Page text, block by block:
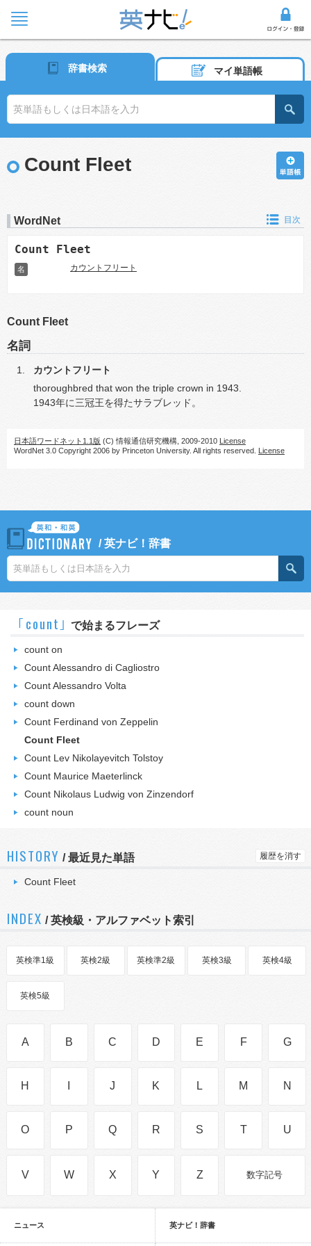
辞書検索 マイ単語帳
Count Fleet
WordNet 目次
Count Fleet
名 カウントフリート
Count Fleet
名詞
カウントフリート
thoroughbred that won the triple crown in 1943.
1943年に三冠王を得たサラブレッド。
日本語ワードネット1.1版 (C) 情報通信研究機構, 2009-2010 License
WordNet 3.0 Copyright 2006 by Princeton University. All rights reserved. License
/英ナビ！辞書
｢count｣ で始まるフレーズ
count on
Count Alessandro di Cagliostro
Count Alessandro Volta
count down
Count Ferdinand von Zeppelin
Count Fleet
Count Lev Nikolayevitch Tolstoy
Count Maurice Maeterlinck
Count Nikolaus Ludwig von Zinzendorf
count noun
HISTORY /最近見た単語 履歴を消す
Count Fleet
INDEX / 英検級・アルファベット索引
英検準1級 英検2級 英検準2級 英検3級 英検4級
英検5級
A B C D E F G
H J K L M N
O P Q R S T U
V W X Y Z 数字記号
ニュース 英ナビ！辞書